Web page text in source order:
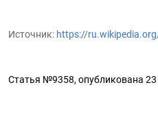
Источник: https://
Статья №9358, опубликована 23